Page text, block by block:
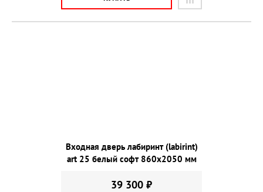
Входная дверь лабиринт (labirint)
art 25 белый софт 860х2050 мм
39 300 ₽